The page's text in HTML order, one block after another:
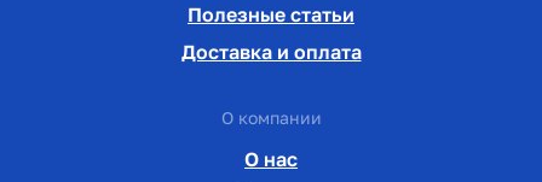
Полезные статьи
Доставка и оплата
О компании
О нас